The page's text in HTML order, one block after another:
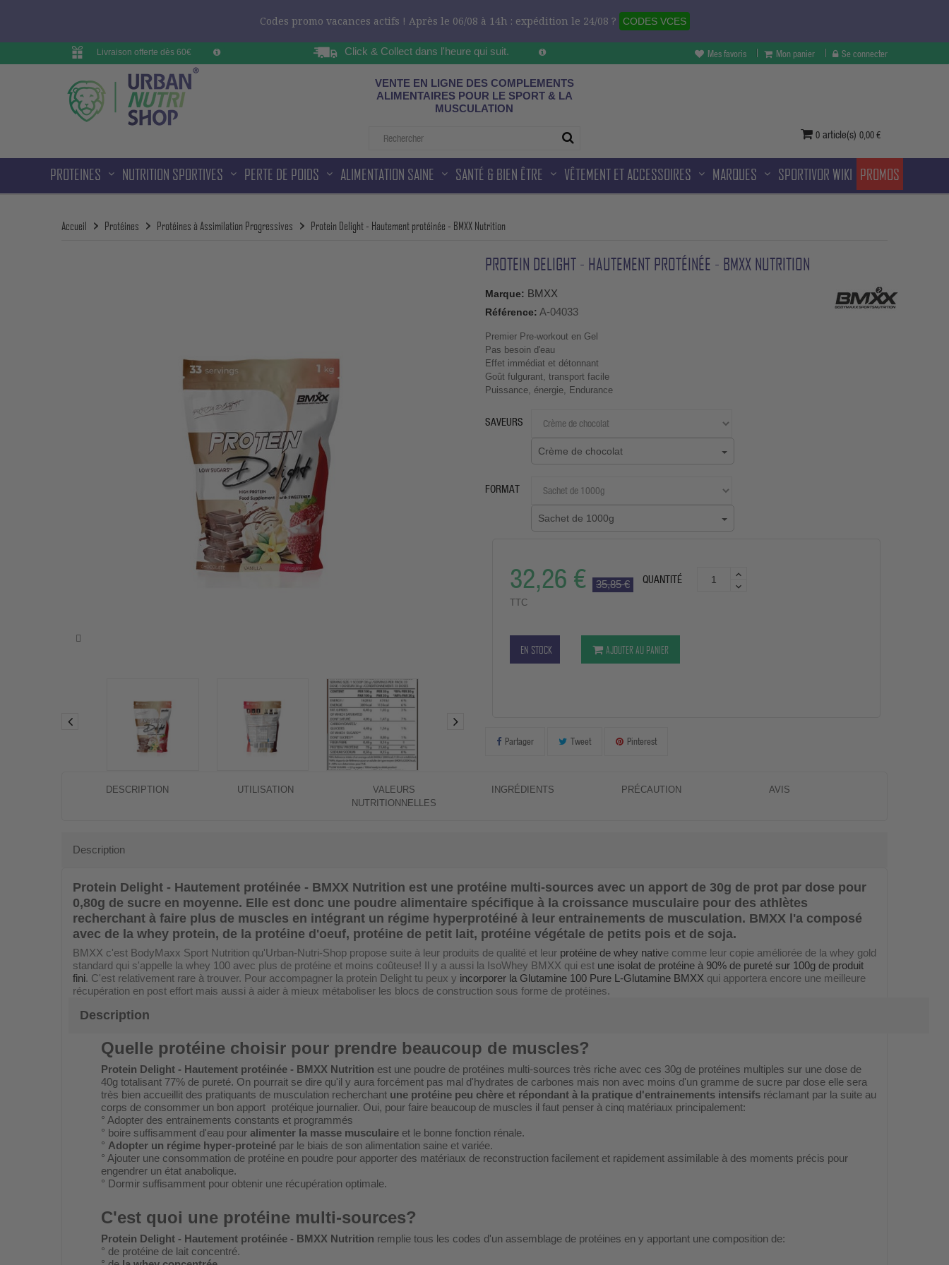
Codes promo vacances actifs ! Après le 06/08 à 14h : expédition le 24/08 ? CODES VCES
Livraison offerte dès 60€ Click & Collect dans l'heure qui suit.
Sur les horaires d'ouvertures à Melun et sans frais
additionnelle.
Mes favoris Mon panier Se connecter
VENTE EN LIGNE DES COMPLEMENTS
ALIMENTAIRES POUR LE SPORT & LA
MUSCULATION
0 article(s) 0,00 €
PROTEINES NUTRITION SPORTIVES PERTE DE POIDS ALIMENTATION SAINE SANTÉ & BIEN ÊTRE VÊTEMENT ET ACCESSOIRES MARQUES SPORTIVOR WIKI PROMOS
Accueil Protéines Protéines à Assimilation Progressives Protein Delight - Hautement protéinée - BMXX Nutrition
PROTEIN DELIGHT - HAUTEMENT PROTÉINÉE - BMXX NUTRITION
Marque: BMXX
Référence: A-04033
Premier Pre-workout en Gel
Pas besoin d'eau
Effet immédiat et détonnant
Goût fulgurant, transport facile
Puissance, énergie, Endurance
SAVEURS
Crème de chocolat
FORMAT
Sachet de 1000g
32,26 € 35,85 €
TTC
QUANTITÉ
EN STOCK AJOUTER AU PANIER
Partager Tweet Pinterest
DESCRIPTION UTILISATION
VALEURS
NUTRITIONNELLES
INGRÉDIENTS PRÉCAUTION AVIS
Description
Protein Delight - Hautement protéinée - BMXX Nutrition est une protéine multi-sources avec un apport de 30g de prot par dose pour
0,80g de sucre en moyenne. Elle est donc une poudre alimentaire spécifique à la croissance musculaire pour des athlètes
recherchant à faire plus de muscles en intégrant un régime hyperprotéiné à leur entrainements de musculation. BMXX l'a composé
avec de la whey protein, de la protéine d'oeuf, protéine de petit lait, protéine végétale de petits pois et de soja.
BMXX c'est BodyMaxx Sport Nutrition qu'Urban-Nutri-Shop propose suite à leur produits de qualité et leur protéine de whey native comme leur copie améliorée de la whey gold
standard qui s'appelle la whey 100 avec plus de protéine et moins coûteuse! Il y a aussi la IsoWhey BMXX qui est une isolat de protéine à 90% de pureté sur 100g de produit
fini. C'est relativement rare à trouver. Pour accompagner la protein Delight tu peux y incorporer la Glutamine 100 Pure L-Glutamine BMXX qui apportera encore une meilleure
récupération en post effort mais aussi à aider à mieux métaboliser les blocs de construction sous forme de protéines.
Description
Quelle protéine choisir pour prendre beaucoup de muscles?
Protein Delight - Hautement protéinée - BMXX Nutrition est une poudre de protéines multi-sources très riche avec ces 30g de protéines multiples sur une dose de
40g totalisant 77% de pureté. On pourrait se dire qu'il y aura forcément pas mal d'hydrates de carbones mais non avec moins d'un gramme de sucre par dose elle sera
très bien accueillit des pratiquants de musculation recherchant une protéine peu chère et répondant à la pratique d'entrainements intensifs réclamant par la suite au
corps de consommer un bon apport protéique journalier. Oui, pour faire beaucoup de muscles il faut penser à cinq matériaux principalement:
° Adopter des entrainements constants et programmés
° boire suffisamment d'eau pour alimenter la masse musculaire et le bonne fonction rénale.
° Adopter un régime hyper-proteiné par le biais de son alimentation saine et variée.
° Ajouter une consommation de protéine en poudre pour apporter des matériaux de reconstruction facilement et rapidement assimilable à des moments précis pour
engendrer un état anabolique.
° Dormir suffisamment pour obtenir une récupération optimale.
C'est quoi une protéine multi-sources?
Protein Delight - Hautement protéinée - BMXX Nutrition remplie tous les codes d'un assemblage de protéines en y apportant une composition de:
° de protéine de lait concentré.